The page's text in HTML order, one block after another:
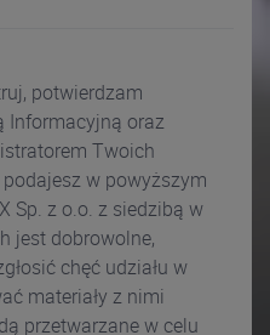
potwierdzam
Informacyjną oraz
Twoich
w powyższym
Sp. z o.o. z siedzibą w
jest dobrowolne,
chęć udziału w
materiały z nimi
przetwarzane w celu